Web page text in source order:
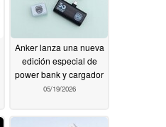
Anker lanza una nueva
edición especial de
power bank y cargador
05/19/2026